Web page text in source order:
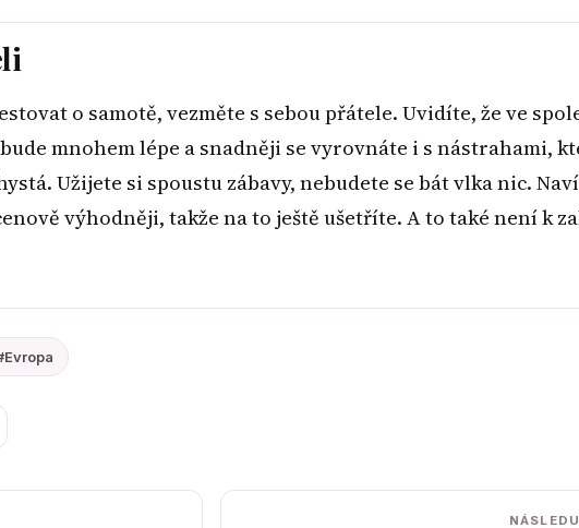
o samotě, vezměte s sebou přátele. Uvidíte, že ve
mnohem lépe a snadněji se vyrovnáte i s nástrahami,
Užijete si spoustu zábavy, nebudete se bát vlka nic.
výhodněji, takže na to ještě ušetříte. A to také není k